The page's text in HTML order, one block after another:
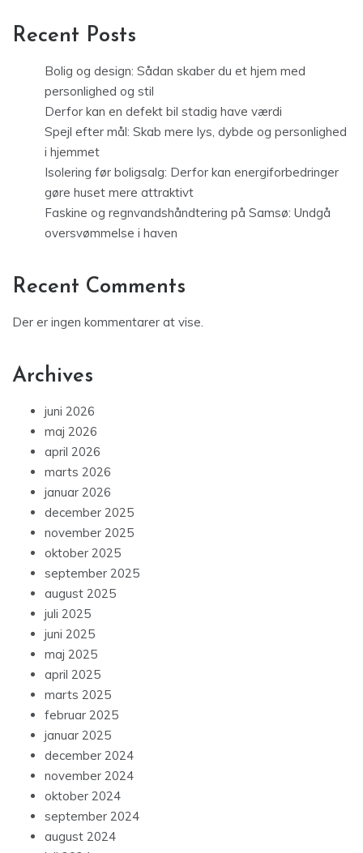
Recent Posts
Bolig og design: Sådan skaber du et hjem med
personlighed og stil
Derfor kan en defekt bil stadig have værdi
Spejl efter mål: Skab mere lys, dybde og personlighed
i hjemmet
Isolering før boligsalg: Derfor kan energiforbedringer
gøre huset mere attraktivt
Faskine og regnvandshåndtering på Samsø: Undgå
oversvømmelse i haven
Recent Comments
Der er ingen kommentarer at vise.
Archives
juni 2026
maj 2026
april 2026
marts 2026
januar 2026
december 2025
november 2025
oktober 2025
september 2025
august 2025
juli 2025
juni 2025
maj 2025
april 2025
marts 2025
februar 2025
januar 2025
december 2024
november 2024
oktober 2024
september 2024
august 2024